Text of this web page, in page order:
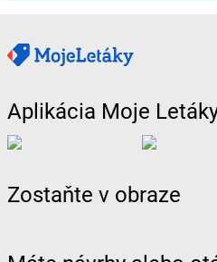
Aplikácia Moje
Zostaňte v obraze